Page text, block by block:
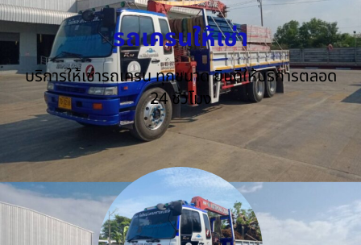
รถเครนให้เช่า
บริการให้เช่ารถเครน ทุกขนาด ยินดีให้บริการตลอด
24 ชั่วโมง